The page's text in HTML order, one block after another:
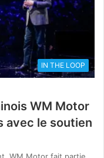
IN THE LOOP
WM Motor
avec le soutien